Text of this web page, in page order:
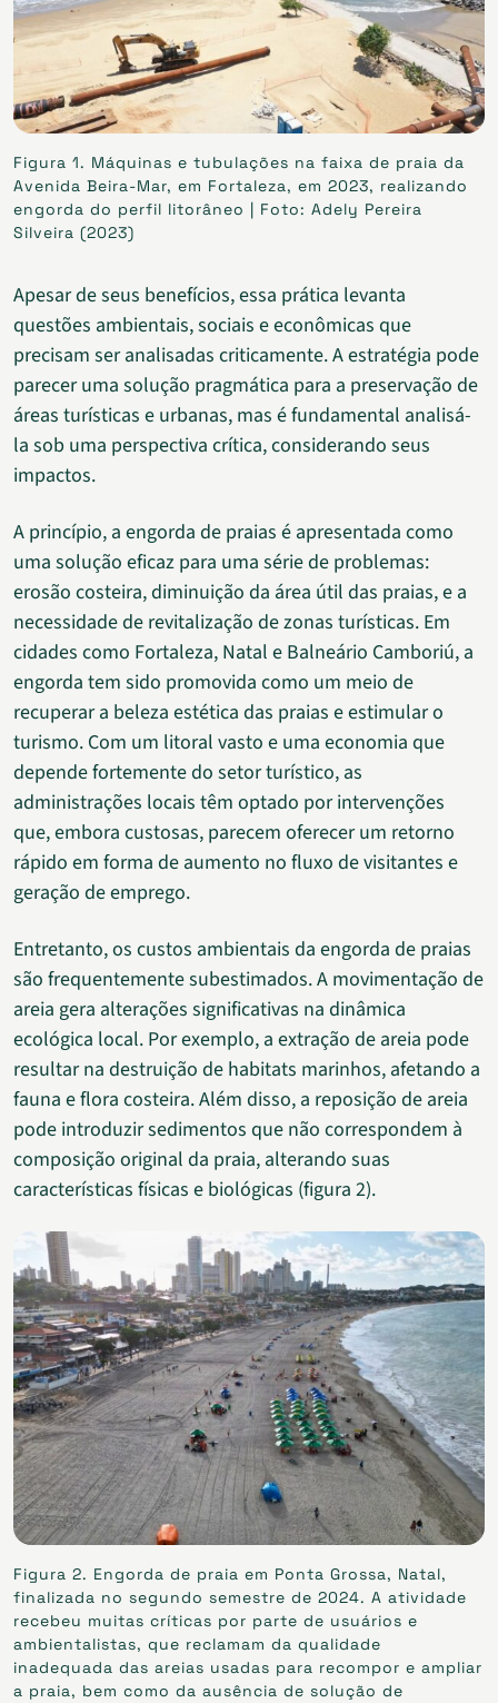
Figura 1. Máquinas e tubulações na faixa de praia da
Avenida Beira-Mar, em Fortaleza, em 2023, realizando
engorda do perfil litorâneo | Foto: Adely Pereira
Silveira (2023)
Apesar de seus benefícios, essa prática levanta
questões ambientais, sociais e econômicas que
precisam ser analisadas criticamente. A estratégia pode
parecer uma solução pragmática para a preservação de
áreas turísticas e urbanas, mas é fundamental analisá-
la sob uma perspectiva crítica, considerando seus
impactos.
A princípio, a engorda de praias é apresentada como
uma solução eficaz para uma série de problemas:
erosão costeira, diminuição da área útil das praias, e a
necessidade de revitalização de zonas turísticas. Em
cidades como Fortaleza, Natal e Balneário Camboriú, a
engorda tem sido promovida como um meio de
recuperar a beleza estética das praias e estimular o
turismo. Com um litoral vasto e uma economia que
depende fortemente do setor turístico, as
administrações locais têm optado por intervenções
que, embora custosas, parecem oferecer um retorno
rápido em forma de aumento no fluxo de visitantes e
geração de emprego.
Entretanto, os custos ambientais da engorda de praias
são frequentemente subestimados. A movimentação de
areia gera alterações significativas na dinâmica
ecológica local. Por exemplo, a extração de areia pode
resultar na destruição de habitats marinhos, afetando a
fauna e flora costeira. Além disso, a reposição de areia
pode introduzir sedimentos que não correspondem à
composição original da praia, alterando suas
características físicas e biológicas (figura 2).
Figura 2. Engorda de praia em Ponta Grossa, Natal,
finalizada no segundo semestre de 2024. A atividade
recebeu muitas críticas por parte de usuários e
ambientalistas, que reclamam da qualidade
inadequada das areias usadas para recompor e ampliar
a praia, bem como da ausência de solução de